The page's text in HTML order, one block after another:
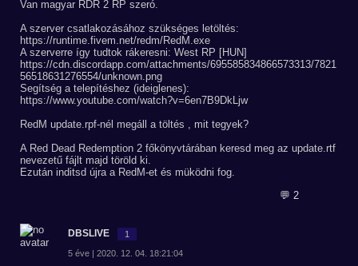
Van magyar RDR 2 RP szeró.
A szerver csatlakozásához szükséges letöltés:
https://runtime.fivem.net/redm/RedM.exe
A szerverre így tudtok rákeresni: West RP [HUN]
https://cdn.discordapp.com/attachments/695585834866573313/7821
56518631276554/unknown.png
Segítség a telepítéshez (ideiglenes):
https://www.youtube.com/watch?v=6en7B9DkLjw
RedM update.rpf-nél megáll a töltés , mit tegyek?
A Red Dead Redemption 2 főkönyvtárában keresd meg az update.rtf
nevezetű fájlt majd töröld ki.
Ezután inditsd újra a RedM-et és müködni fog.
💬 2
DBSLIVE 1
5 éve | 2020. 12. 04. 18:21:04